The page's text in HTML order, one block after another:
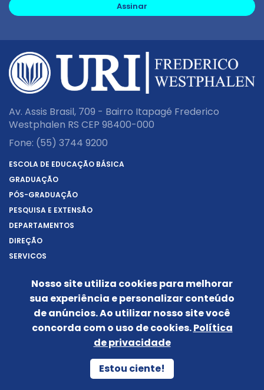
Assinar
Av. Assis Brasil, 709 - Bairro Itapagé Frederico
Westphalen RS CEP 98400-000
Fone: (55) 3744 9200
ESCOLA DE EDUCAÇÃO BÁSICA
GRADUAÇÃO
PÓS-GRADUAÇÃO
PESQUISA E EXTENSÃO
DEPARTAMENTOS
DIREÇÃO
SERVIÇOS
REITORIA
NOTÍCIAS
CONHEÇA O CÂMPUS
IDENTIDADE VISUAL
POLÍTICA DE PRIVACIDADE
Siga-nos nas redes sociais:
Nosso site utiliza cookies para melhorar
sua experiência e personalizar conteúdo
de anúncios. Ao utilizar nosso site você
concorda com o uso de cookies.Política
de privacidade
Estou ciente!